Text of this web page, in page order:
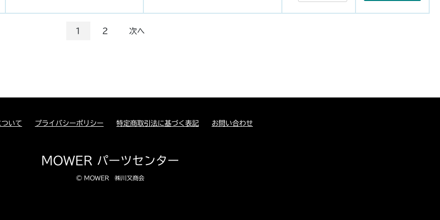
1 2 次へ
いて プライバシーポリシー 特定商取引法に基づく表記 お問い合わせ
MOWER パーツセンター
© MOWER ㈱川又商会